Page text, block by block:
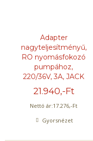
Adapter
nagyteljesítményű,
RO nyomásfokozó
pumpához,
220/36V, 3A, JACK
21.940,-Ft
Nettó ár:17.276,-Ft
Gyorsnézet